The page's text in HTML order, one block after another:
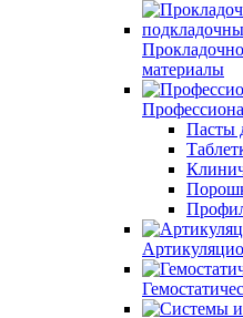
материалы
Пасты